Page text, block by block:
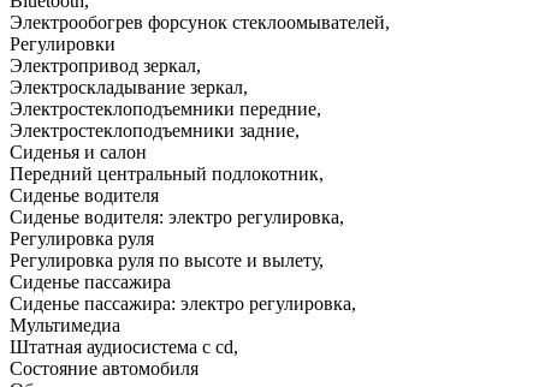
Электрообогрев форсунок стеклоомывателей,
Регулировки
Электропривод зеркал,
Электроскладывание зеркал,
Электростеклоподъемники передние,
Электростеклоподъемники задние,
Сиденья и салон
Передний центральный подлокотник,
Сиденье водителя
Сиденье водителя: электро регулировка,
Регулировка руля
Регулировка руля по высоте и вылету,
Сиденье пассажира
Сиденье пассажира: электро регулировка,
Мультимедиа
Штатная аудиосистема с cd,
Состояние автомобиля